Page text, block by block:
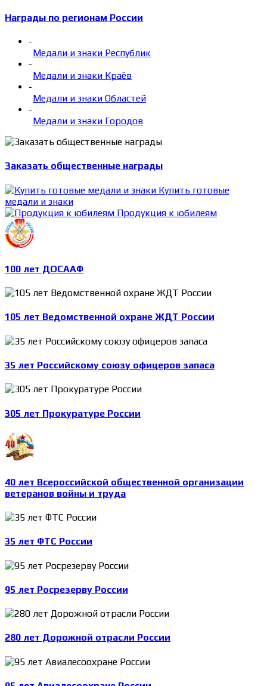
Награды по регионам России
-
Медали и знаки Республик
-
Медали и знаки Краёв
-
Медали и знаки Областей
-
Медали и знаки Городов
Заказать общественные награды
Купить готовые
медали и знаки
Продукция к юбилеям
100 лет ДОСААФ
105 лет Ведомственной охране ЖДТ России
35 лет Российскому союзу офицеров запаса
305 лет Прокуратуре России
40 лет Всероссийской общественной организации
ветеранов войны и труда
35 лет ФТС России
95 лет Росрезерву России
280 лет Дорожной отрасли России